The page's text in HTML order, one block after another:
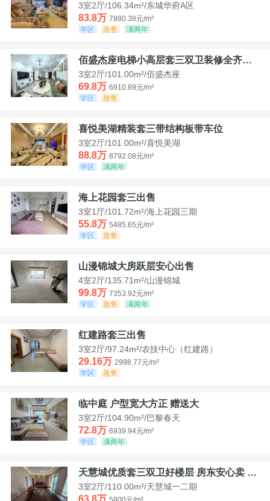
3室2厅/106.34m²/东城华府A区
83.8万 7880.38元/m²
学区
急售 满两年
佰盛杰座电梯小高层套三双卫装修全齐诚意出售
3室2厅/101.00m²/佰盛杰座
69.8万 6910.89元/m²
学区
急售
喜悦美湖精装套三带结构板带车位
3室2厅/101.00m²/喜悦美湖
88.8万 8792.08元/m²
学区
满两年
海上花园套三出售
3室1厅/101.72m²/海上花园三期
55.8万 5485.65元/m²
学区
急售
山漫锦城大房跃层安心出售
4室2厅/135.71m²/山漫锦城
99.8万 7353.92元/m²
学区
急售 满两年
红建路套三出售
3室2厅/97.24m²/农技中心（红建路）
29.16万 2998.77元/m²
学区
急售
临中庭 户型宽大方正 赠送大
3室2厅/104.90m²/巴黎春天
72.8万 6939.94元/m²
学区
满两年
天慧城优质套三双卫好楼层 房东安心卖 价格好谈
3室2厅/110.00m²/天慧城一二期
63.8万